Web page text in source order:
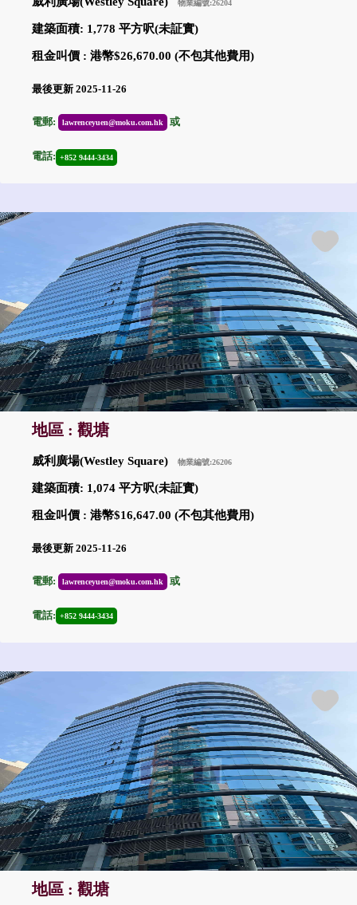
物業編號:26204
建築面積: 1,778 平方呎(未証實)
租金叫價 : 港幣$26,670.00 (不包其他費用)
最後更新 2025-11-26
電郵: lawrenceyuen@moku.com.hk 或
電話: +852 9444-3434
地區 : 觀塘
威利廣場(Westley Square) 物業編號:26206
建築面積: 1,074 平方呎(未証實)
租金叫價 : 港幣$16,647.00 (不包其他費用)
最後更新 2025-11-26
電郵: lawrenceyuen@moku.com.hk 或
電話: +852 9444-3434
地區 : 觀塘